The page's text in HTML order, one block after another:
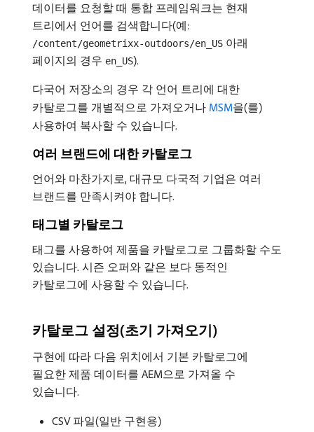
데이터를 요청할 때 통합 프레임워크는 현재
트리에서 언어를 검색합니다(예:
/content/geometrixx-outdoors/en_US 아래
페이지의 경우 en_US).
다국어 저장소의 경우 각 언어 트리에 대한
카탈로그를 개별적으로 가져오거나 MSM을(를)
사용하여 복사할 수 있습니다.
여러 브랜드에 대한 카탈로그
언어와 마찬가지로, 대규모 다국적 기업은 여러
브랜드를 만족시켜야 합니다.
태그별 카탈로그
태그를 사용하여 제품을 카탈로그로 그룹화할 수도
있습니다. 시즌 오퍼와 같은 보다 동적인
카탈로그에 사용할 수 있습니다.
카탈로그 설정(초기 가져오기)
구현에 따라 다음 위치에서 기본 카탈로그에
필요한 제품 데이터를 AEM으로 가져올 수
있습니다.
CSV 파일(일반 구현용)